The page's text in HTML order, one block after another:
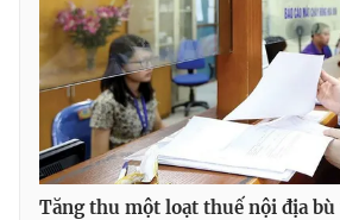
® Cấm sao chép dưới mọi hình thức nếu
thuận bằng văn bản. Ghi rõ nguồn
thông tin từ website này.
Tăng thu một loạt thuế nội địa